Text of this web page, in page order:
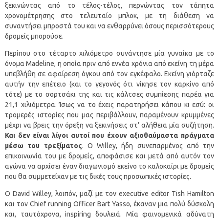
ξεκινώντας από το τέλος-τέλος, περνώντας τον τάπητα
χρονομέτρησης στο τελευταίο μπλοκ, με τη διάθεση να
συναντήσει μπροστά του και να ενθαρρύνει όσους περισσότερους
δρομείς μπορούσε.
Περίπου στο τέταρτο χιλιόμετρο συνάντησε μία γυναίκα με το
όνομα Madeline, η οποία πριν από εννέα χρόνια από εκείνη τη μέρα
υπεβλήθη σε αφαίρεση όγκου από τον εγκέφαλο. Εκείνη γιόρταζε
αυτήν την επέτειο (και το γεγονός ότι νίκησε τον καρκίνο από
τότε) με το σορτσάκι της και τις κάλτσες συμπίεσης παρέα για
21,1 χιλιόμετρα. Ίσως να το έχεις παρατηρήσει κάπου κι εσύ: οι
τρομερές ιστορίες που μας περιβάλλουν, παραμένουν κρυμμένες
μέχρι να βρεις την όρεξη να ξεκινήσεις στ’ αλήθεια μία συζήτηση.
Και δεν είναι λίγοι αυτοί που έχουν αξιοθαύμαστα πράγματα
μέσω του τρεξίματος. Ο Willey, ήδη συνεπαρμένος από την
επικοινωνία του με δρομείς, αποφάσισε και μετά από αυτόν τον
αγώνα να αρχίσει έναν διαγωνισμό εκείνο το καλοκαίρι με δρομείς
που θα συμμετείχαν με τις δικές τους προσωπικές ιστορίες.
Ο David Willey, λοιπόν, μαζί με τον executive editor Tish Hamilton
και τον Chief running Officer Bart Yasso, έκαναν μια πολύ δύσκολη
και, ταυτόχρονα, inspiring δουλειά. Μία φαινομενικά αδύνατη